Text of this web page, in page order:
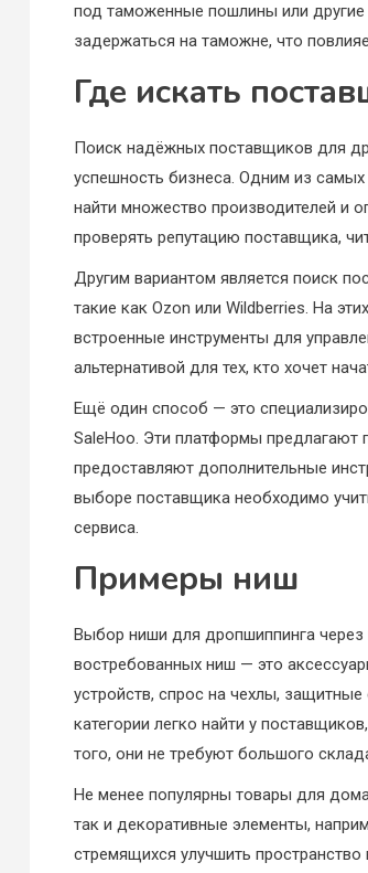
под таможенные пошлины или
задержаться на таможне, что
Где искать
Поиск надёжных поставщиков для
успешность бизнеса. Одним из
найти множество производителей и
проверять репутацию поставщика,
Другим вариантом является поиск
такие как Ozon или Wildberries. На
встроенные инструменты для
альтернативой для тех, кто хочет
Ещё один способ — это
SaleHoo. Эти платформы предлагают
предоставляют дополнительные
выборе поставщика необходимо
сервиса.
Примеры ниш
Выбор ниши для дропшиппинга через
востребованных ниш — это
устройств, спрос на чехлы,
категории легко найти у
того, они не требуют большого
Не менее популярны товары для дома
так и декоративные элементы,
стремящихся улучшить